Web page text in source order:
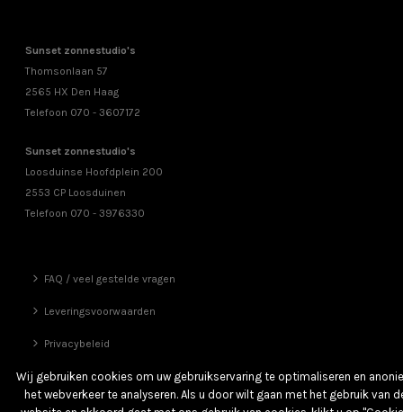
Sunset zonnestudio's
Thomsonlaan 57
2565 HX Den Haag
Telefoon 070 - 3607172
Sunset zonnestudio's
Loosduinse Hoofdplein 200
2553 CP Loosduinen
Telefoon 070 - 3976330
FAQ / veel gestelde vragen
Leveringsvoorwaarden
Privacybeleid
Vrienden
Wij gebruiken cookies om uw gebruikservaring te optimaliseren en
het webverkeer te analyseren. Als u door wilt gaan met het gebruik van